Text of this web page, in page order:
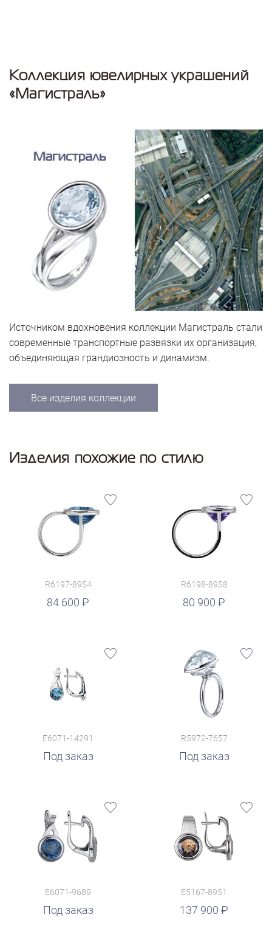
Коллекция ювелирных украшений
«Магистраль»
Источником вдохновения коллекции Магистраль стали
современные транспортные развязки их организация,
объединяющая грандиозность и динамизм.
Все изделия коллекции
Изделия похожие по стилю
R6197-8954
84 600
R6198-8958
80 900
E6071-14291
Под заказ
R5972-7657
Под заказ
E6071-9689
Под заказ
E5167-8951
137 900
руб.